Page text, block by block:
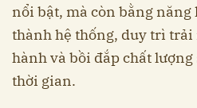
nổi bật, mà còn bằng
thành hệ thống, duy trì
hành và bồi đắp chất
thời gian.